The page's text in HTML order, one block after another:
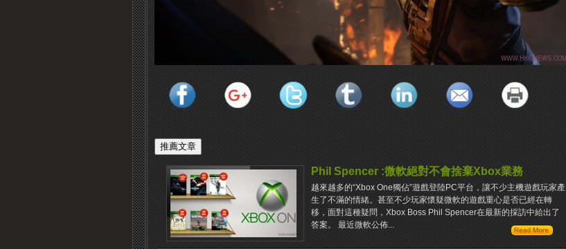
Phil Spencer :微軟絕對不會捨棄Xbox業務
越來越多的“Xbox One獨佔”遊戲登陸PC平台，讓不少主機遊戲玩家產
生了不滿的情緒。甚至不少玩家懷疑微軟的遊戲重心是否已經在轉
移，面對這種疑問，Xbox Boss Phil Spencer在最新的採訪中給出了
答案。 最近微軟公佈...